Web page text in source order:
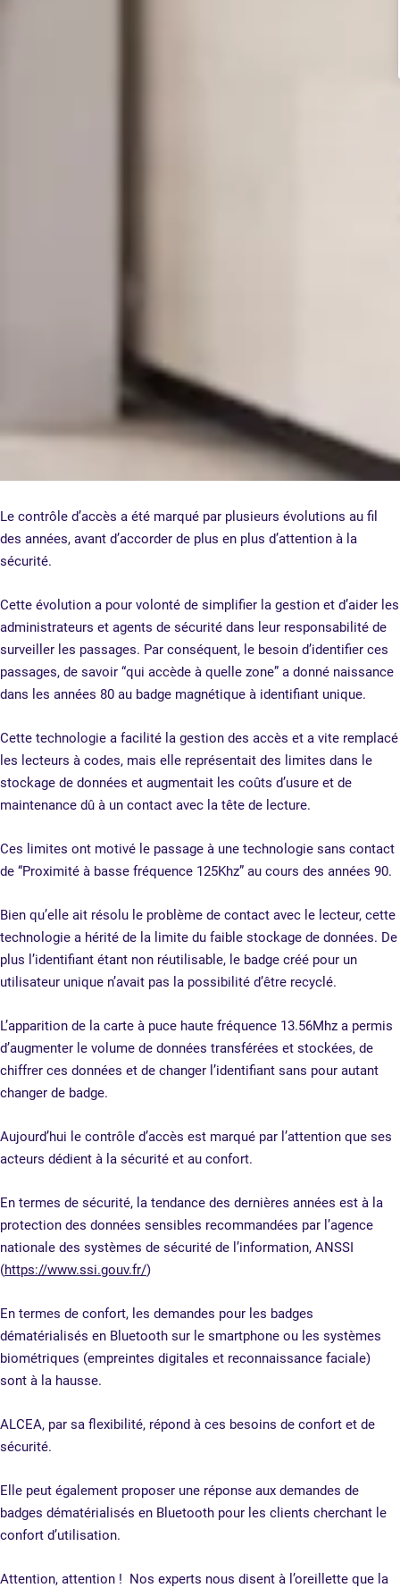
Le contrôle d’accès a été marqué par plusieurs évolutions au fil
des années, avant d’accorder de plus en plus d’attention à la
sécurité.
Cette évolution a pour volonté de simplifier la gestion et d’aider les
administrateurs et agents de sécurité dans leur responsabilité de
surveiller les passages. Par conséquent, le besoin d’identifier ces
passages, de savoir “qui accède à quelle zone” a donné naissance
dans les années 80 au badge magnétique à identifiant unique.
Cette technologie a facilité la gestion des accès et a vite remplacé
les lecteurs à codes, mais elle représentait des limites dans le
stockage de données et augmentait les coûts d’usure et de
maintenance dû à un contact avec la tête de lecture.
Ces limites ont motivé le passage à une technologie sans contact
de “Proximité à basse fréquence 125Khz” au cours des années 90.
Bien qu’elle ait résolu le problème de contact avec le lecteur, cette
technologie a hérité de la limite du faible stockage de données. De
plus l’identifiant étant non réutilisable, le badge créé pour un
utilisateur unique n’avait pas la possibilité d’être recyclé.
L’apparition de la carte à puce haute fréquence 13.56Mhz a permis
d’augmenter le volume de données transférées et stockées, de
chiffrer ces données et de changer l’identifiant sans pour autant
changer de badge.
Aujourd’hui le contrôle d’accès est marqué par l’attention que ses
acteurs dédient à la sécurité et au confort.
En termes de sécurité, la tendance des dernières années est à la
protection des données sensibles recommandées par l’agence
nationale des systèmes de sécurité de l’information, ANSSI
(https://www.ssi.gouv.fr/)
En termes de confort, les demandes pour les badges
dématérialisés en Bluetooth sur le smartphone ou les systèmes
biométriques (empreintes digitales et reconnaissance faciale)
sont à la hausse.
ALCEA, par sa flexibilité, répond à ces besoins de confort et de
sécurité.
Elle peut également proposer une réponse aux demandes de
badges dématérialisés en Bluetooth pour les clients cherchant le
confort d’utilisation.
Attention, attention ! Nos experts nous disent à l’oreillette que la